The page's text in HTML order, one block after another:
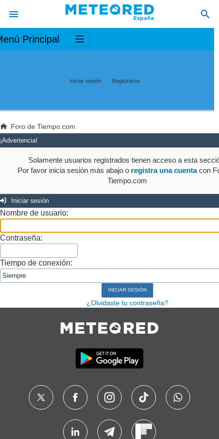
Principal
Iniciar sesión Registrarse
Foro de Tiempo.com
¡Advertencia!
Solamente usuarios registrados tienen acceso a esta
Por favor inicia sesión más abajo o registra una cuentacon
Tiempo.com
Iniciar sesión
Nombre de usuario:
Contraseña:
Tiempo de conexión:
¿Olvidaste tu contraseña?